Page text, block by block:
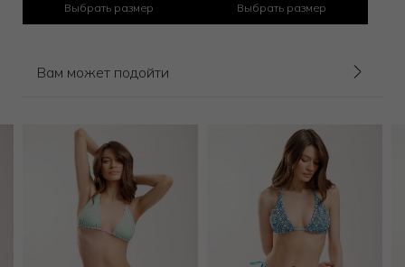
Выбрать размер Выбрать размер
Вам может подойти